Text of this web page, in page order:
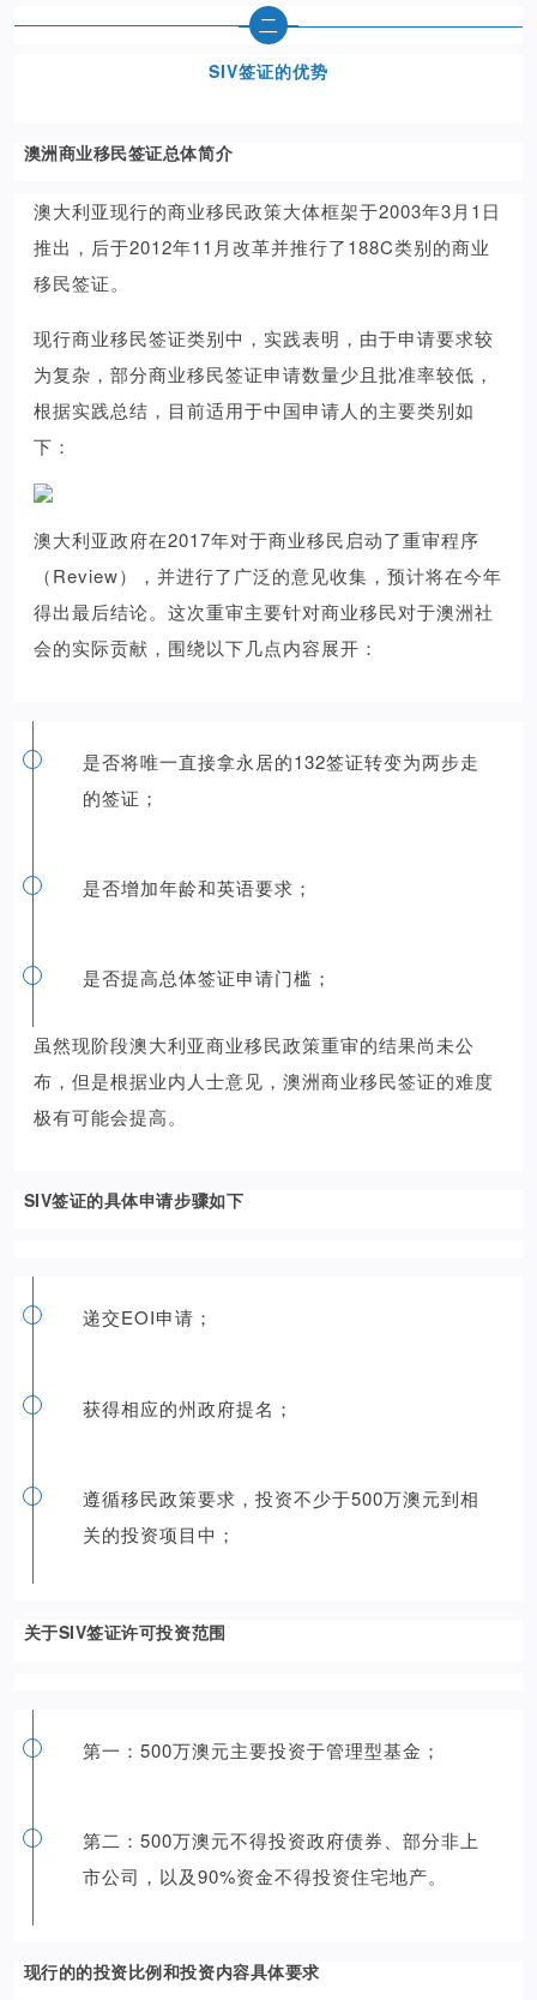
二
SIV签证的优势
澳洲商业移民签证总体简介
澳大利亚现行的商业移民政策大体框架于2003年3月1日
推出，后于2012年11月改革并推行了188C类别的商业
移民签证。
现行商业移民签证类别中，实践表明，由于申请要求较
为复杂，部分商业移民签证申请数量少且批准率较低，
根据实践总结，目前适用于中国申请人的主要类别如
下：
澳大利亚政府在2017年对于商业移民启动了重审程序
（Review），并进行了广泛的意见收集，预计将在今年
得出最后结论。这次重审主要针对商业移民对于澳洲社
会的实际贡献，围绕以下几点内容展开：
是否将唯一直接拿永居的132签证转变为两步走
的签证；
是否增加年龄和英语要求；
是否提高总体签证申请门槛；
虽然现阶段澳大利亚商业移民政策重审的结果尚未公
布，但是根据业内人士意见，澳洲商业移民签证的难度
极有可能会提高。
SIV签证的具体申请步骤如下
递交EOI申请；
获得相应的州政府提名；
遵循移民政策要求，投资不少于500万澳元到相
关的投资项目中；
关于SIV签证许可投资范围
第一：500万澳元主要投资于管理型基金；
第二：500万澳元不得投资政府债券、部分非上
市公司，以及90%资金不得投资住宅地产。
现行的的投资比例和投资内容具体要求